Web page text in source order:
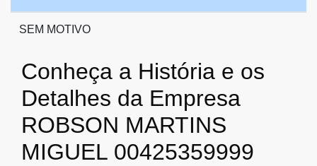
SEM MOTIVO
Conheça a História e os
Detalhes da Empresa
ROBSON MARTINS
MIGUEL 00425359999